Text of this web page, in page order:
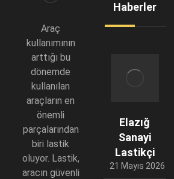
Araç
kullanımının
arttığı bu
dönemde
kullanılan
araçların en
önemli
parçalarından
biri lastik
oluyor. Lastik,
aracın güvenli
Haberler
Elazığ
Sanayi
Lastikçi
21 Mayıs 2026